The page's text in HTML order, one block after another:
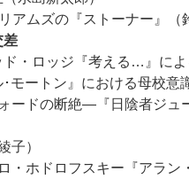
ムズの『ストーナー』（
差
ロッジ『考える…』によ
トン』における母校意
ドの断絶―『日陰者ジュ
）
ドロフスキー『アラン